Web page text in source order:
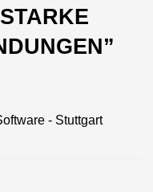
”
- Stuttgart